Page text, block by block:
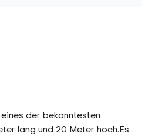
der bekanntesten
lang und 20 Meter hoch.Es